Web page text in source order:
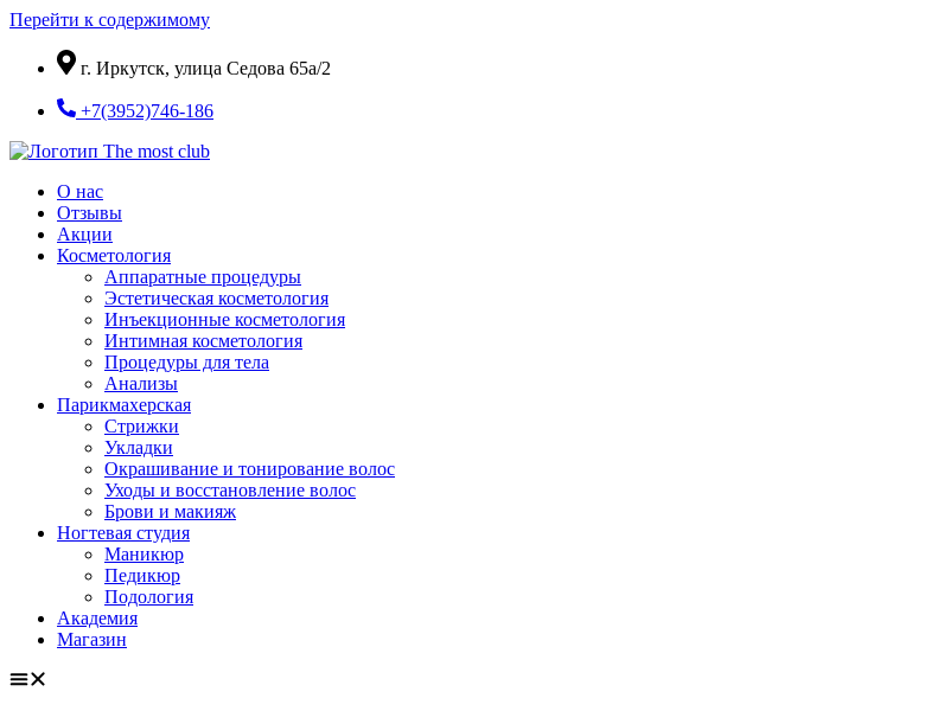
Перейти к содержимому
г. Иркутск, улица Седова 65а/2
+7(3952)746-186
О нас
Отзывы
Акции
Косметология
Аппаратные процедуры
Эстетическая косметология
Инъекционные косметология
Интимная косметология
Процедуры для тела
Анализы
Парикмахерская
Стрижки
Укладки
Окрашивание и тонирование волос
Уходы и восстановление волос
Брови и макияж
Ногтевая студия
Маникюр
Педикюр
Подология
Академия
Магазин